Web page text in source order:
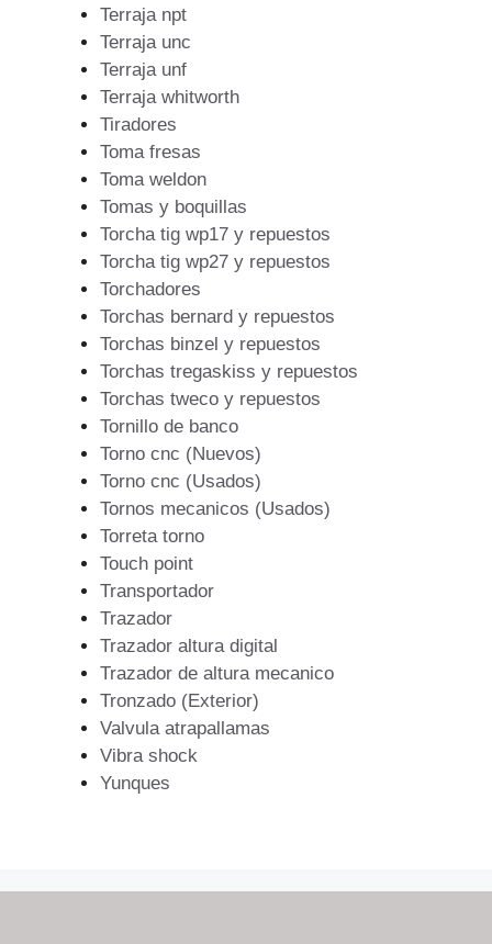
Terraja npt
Terraja unc
Terraja unf
Terraja whitworth
Tiradores
Toma fresas
Toma weldon
Tomas y boquillas
Torcha tig wp17 y repuestos
Torcha tig wp27 y repuestos
Torchadores
Torchas bernard y repuestos
Torchas binzel y repuestos
Torchas tregaskiss y repuestos
Torchas tweco y repuestos
Tornillo de banco
Torno cnc (Nuevos)
Torno cnc (Usados)
Tornos mecanicos (Usados)
Torreta torno
Touch point
Transportador
Trazador
Trazador altura digital
Trazador de altura mecanico
Tronzado (Exterior)
Valvula atrapallamas
Vibra shock
Yunques